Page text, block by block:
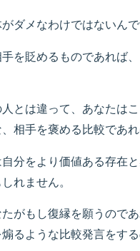
ダメなわけではないんで
を貶めるものであれば
とは違って、あなたは
相手を褒める比較であれ
分をより価値ある存在
れません。
がもし復縁を願うので
るような比較発言をす